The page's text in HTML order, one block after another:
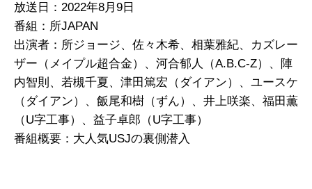
放送日：2022年8月9日
番組：所JAPAN
出演者：所ジョージ、佐々木希、相葉雅紀、カズレー
ザー（メイプル超合金）、河合郁人（A.B.C-Z）、陣
内智則、若槻千夏、津田篤宏（ダイアン）、ユースケ
（ダイアン）、飯尾和樹（ずん）、井上咲楽、福田薫
（U字工事）、益子卓郎（U字工事）
番組概要：大人気USJの裏側潜入